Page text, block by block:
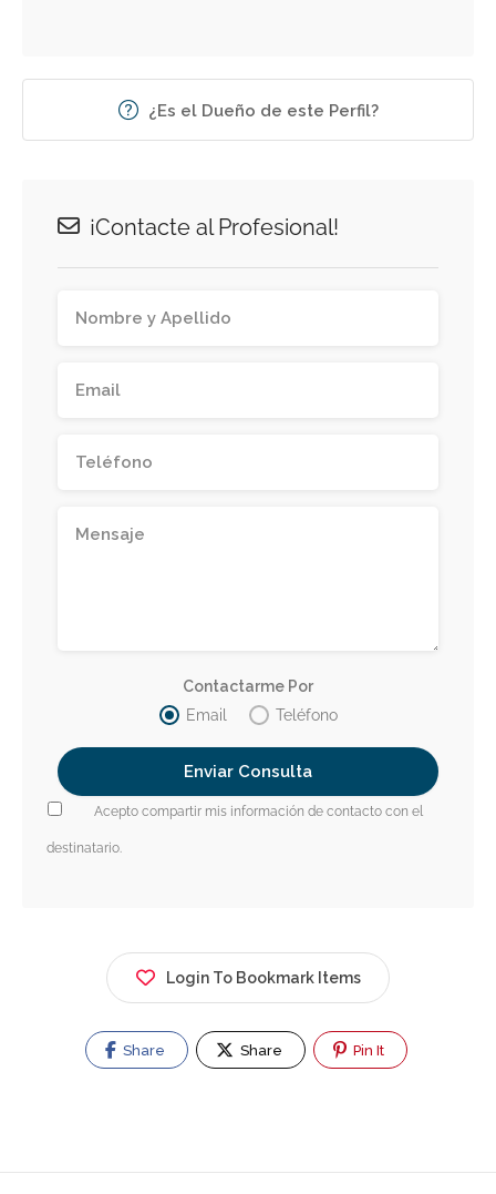
¿Es el Dueño de este Perfil?
¡Contacte al Profesional!
Contactarme Por
Email
Teléfono
Acepto compartir mis información de contacto con el
destinatario.
Login To Bookmark Items
Share Share Pin It